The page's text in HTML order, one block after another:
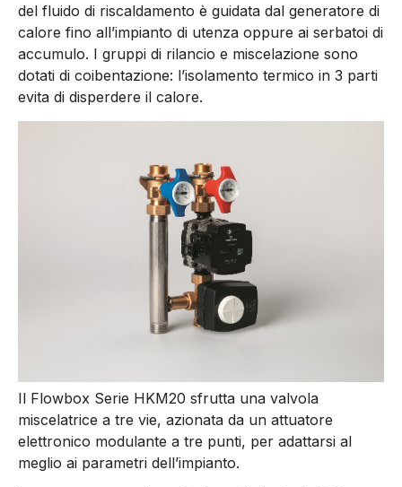
del fluido di riscaldamento è guidata dal generatore di
calore fino all’impianto di utenza oppure ai serbatoi di
accumulo. I gruppi di rilancio e miscelazione sono
dotati di coibentazione: l’isolamento termico in 3 parti
evita di disperdere il calore.
Il Flowbox Serie HKM20 sfrutta una valvola
miscelatrice a tre vie, azionata da un attuatore
elettronico modulante a tre punti, per adattarsi al
meglio ai parametri dell’impianto.